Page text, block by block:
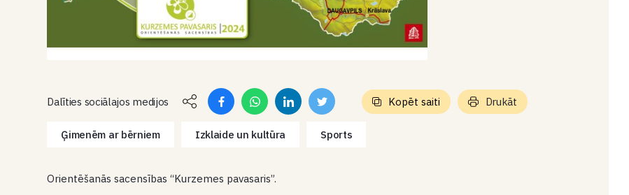
Dalīties sociālajos medijos Kopēt saiti Drukāt
Ģimenēm ar bērniem Izklaide un kultūra Sports
Orientēšanās sacensības “Kurzemes pavasaris”.